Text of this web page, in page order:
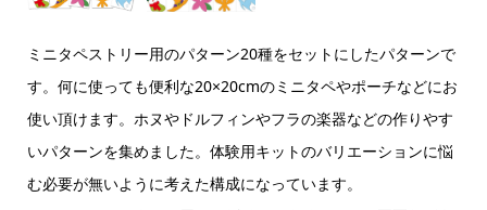
ミニタペストリー用のパターン20種をセットにしたパターンで
す。何に使っても便利な20×20cmのミニタペやポーチなどにお
使い頂けます。ホヌやドルフィンやフラの楽器などの作りやす
いパターンを集めました。体験用キットのバリエーションに悩
む必要が無いように考えた構成になっています。